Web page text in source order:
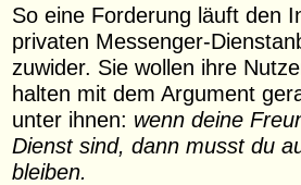
So eine Forderung läuft den
privaten Messenger-
zuwider. Sie wollen ihre
halten mit dem Argument
unter ihnen: wenn deine
Dienst sind, dann musst du
bleiben.